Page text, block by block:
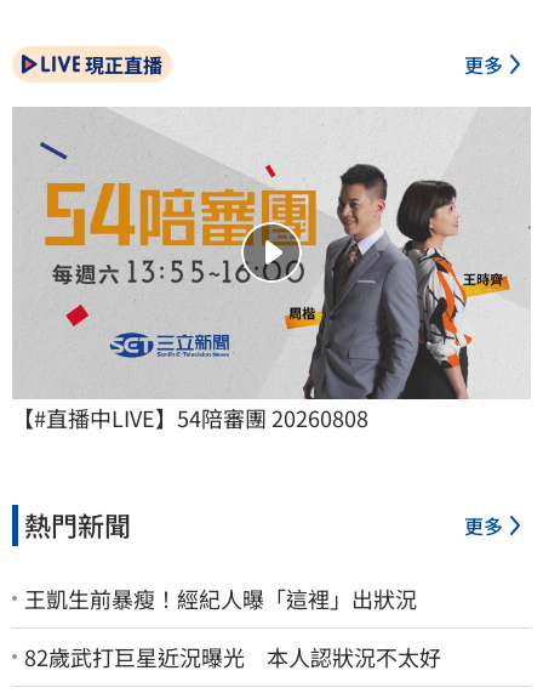
現正直播 更多
【#直播中LIVE】54陪審團 20260808
熱門新聞 更多
王凱生前暴瘦！經紀人曝「這裡」出狀況
82歲武打巨星近況曝光 本人認狀況不太好